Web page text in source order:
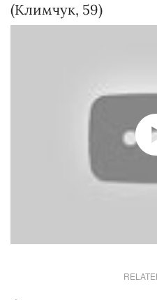
(Климчук, 59)